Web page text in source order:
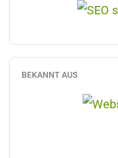
BEKANNT AUS